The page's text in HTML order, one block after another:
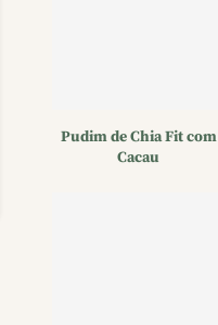
Pudim de Chia Fit com
Cacau